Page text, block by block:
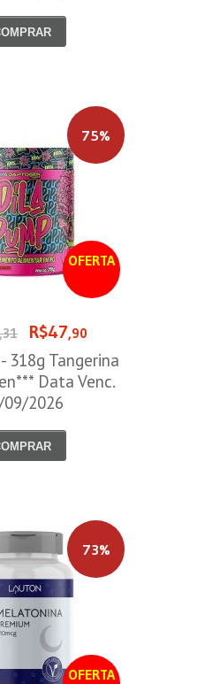
OFERTA
75%
R$47,90
318g Tangerina
Data Venc.
09/2026
OFERTA
73%